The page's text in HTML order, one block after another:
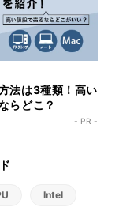
法は3種類！高い
らどこ？
- PR -
Intel